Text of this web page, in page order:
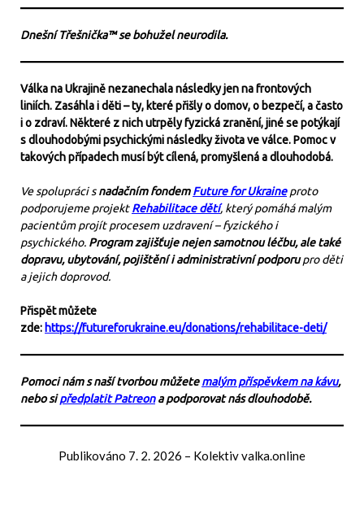
Dnešní Třešnička™ se bohužel neurodila.
Válka na Ukrajině nezanechala následky jen na frontových
liniích. Zasáhla i děti – ty, které přišly o domov, o bezpečí, a často
i o zdraví. Některé z nich utrpěly fyzická zranění, jiné se potýkají
s dlouhodobými psychickými následky života ve válce. Pomoc v
takových případech musí být cílená, promyšlená a dlouhodobá.
Ve spolupráci snadačním fondemFuture for Ukraineproto
podporujeme projektRehabilitace dětí, který pomáhá malým
pacientům projít procesem uzdravení – fyzického i
psychického. Program zajišťuje nejen samotnou léčbu, ale také
dopravu, ubytování, pojištění i administrativní podporupro děti
a jejich doprovod.
Přispět můžete
zde: https://futureforukraine.eu/donations/rehabilitace-deti/
Pomoci nám s naší tvorbou můžetemalým příspěvkem na kávu,
nebo sipředplatit Patreona podporovat nás dlouhodobě.
Publikováno 7. 2. 2026 – Kolektiv valka.online